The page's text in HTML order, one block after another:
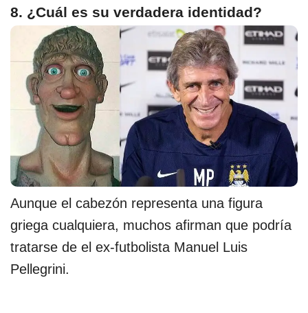
8. ¿Cuál es su verdadera identidad?
Aunque el cabezón representa una figura
griega cualquiera, muchos afirman que podría
tratarse de el ex-futbolista Manuel Luis
Pellegrini.